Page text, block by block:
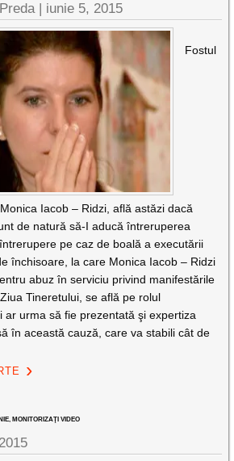
| iunie 5, 2015
Fostul
Iacob – Ridzi, află astăzi dacă
de natură să-I aducă întreruperea
pe caz de boală a executării
închisoare, la care Monica Iacob – Ridzi
abuz în serviciu privind manifestările
Tineretului, se află pe rolul
ar urma să fie prezentată şi expertiza
în această cauză, care va stabili cât de
MONITORIZAŢI VIDEO